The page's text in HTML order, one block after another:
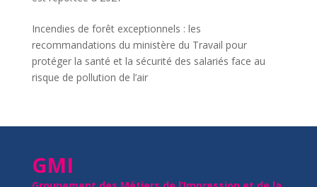
Incendies de forêt exceptionnels : les
recommandations du ministère du Travail pour
protéger la santé et la sécurité des salariés face au
risque de pollution de l’air
GMI